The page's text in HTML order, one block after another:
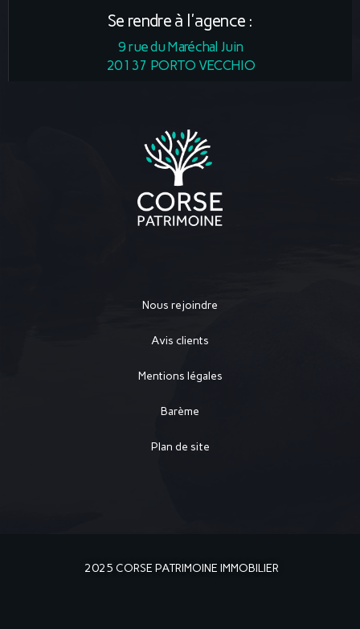
Se rendre à l'agence :
9 rue du Maréchal Juin
20137 PORTO VECCHIO
Nous rejoindre
Avis clients
Mentions légales
Barème
Plan de site
2025 CORSE PATRIMOINE IMMOBILIER